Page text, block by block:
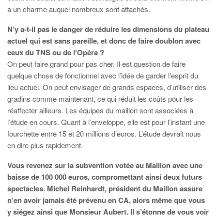
a un charme auquel nombreux sont attachés.
N’y a-t-il pas le danger de réduire les dimensions du plateau
actuel qui est sans pareille, et donc de faire doublon avec
ceux du TNS ou de l’Opéra ?
On peut faire grand pour pas cher. Il est question de faire
quelque chose de fonctionnel avec l’idée de garder l’esprit du
lieu actuel. On peut envisager de grands espaces, d’utiliser des
gradins comme maintenant, ce qui réduit les coûts pour les
réaffecter ailleurs. Les équipes du maillon sont associées à
l’étude en cours. Quant à l’enveloppe, elle est pour l’instant une
fourchette entre 15 et 20 millions d’euros. L’étude devrait nous
en dire plus rapidement.
Vous revenez sur la subvention votée au Maillon avec une
baisse de 100 000 euros, compromettant ainsi deux futurs
spectacles. Michel Reinhardt, président du Maillon assure
n’en avoir jamais été prévenu en CA, alors même que vous
y siégez ainsi que Monsieur Aubert. Il s’étonne de vous voir